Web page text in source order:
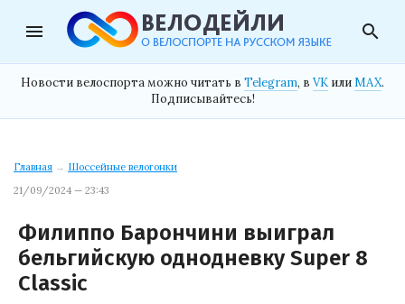
menu search
Новости велоспорта можно читать в Telegram, в VK илиMAX.
Подписывайтесь!
Главная → Шоссейные велогонки
21/09/2024 — 23:43
Филиппо Барончини выиграл
бельгийскую однодневку Super 8
Classic